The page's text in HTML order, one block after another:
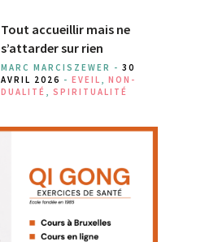
Tout accueillir mais ne
s’attarder sur rien
MARC MARCISZEWER - 30
AVRIL 2026 - EVEIL , NON-
DUALITÉ , SPIRITUALITÉ